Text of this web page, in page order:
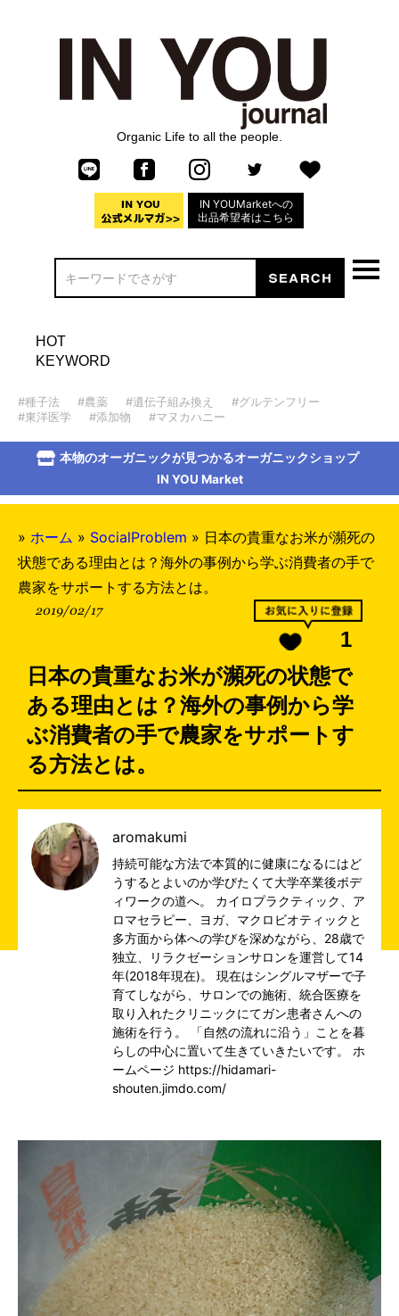
Organic Life to all the people.
IN YOUMarketへの
出品希望者はこちら
HOT
KEYWORD
#種子法 #農薬 #遺伝子組み換え
#グルテンフリー
#東洋医学
#添加物 #マヌカハニー
本物のオーガニックが見つかるオーガニックショップ
IN YOU Market
» ホーム » SocialProblem » 日本の貴重なお米が瀕死の
状態である理由とは？海外の事例から学ぶ消費者の手で
農家をサポートする方法とは。
2019/02/17
1
日本の貴重なお米が瀕死の状態で
ある理由とは？海外の事例から学
ぶ消費者の手で農家をサポートす
る方法とは。
aromakumi
持続可能な方法で本質的に健康になるにはど
うするとよいのか学びたくて大学卒業後ボデ
ィワークの道へ。 カイロプラクティック、ア
ロマセラピー、ヨガ、マクロビオティックと
多方面から体への学びを深めながら、28歳で
独立、リラクゼーションサロンを運営して14
年(2018年現在)。 現在はシングルマザーで子
育てしながら、サロンでの施術、統合医療を
取り入れたクリニックにてガン患者さんへの
施術を行う。 「自然の流れに沿う」ことを暮
らしの中心に置いて生きていきたいです。 ホ
ームページ https://hidamari-
shouten.jimdo.com/